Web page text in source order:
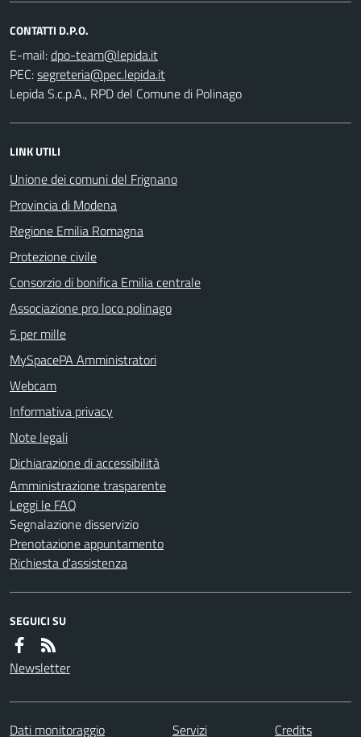
CONTATTI D.P.O.
E-mail:
PEC:
Lepida S.c.p.A., RPD del Comune di Polinago
LINK UTILI
Unione dei comuni del Frignano
Provincia di Modena
Regione Emilia Romagna
Protezione civile
Consorzio di bonifica Emilia centrale
Associazione pro loco polinago
5 per mille
MySpacePA Amministratori
Webcam
Informativa privacy
Note legali
Dichiarazione di accessibilità
Amministrazione trasparente
Leggi le FAQ
Segnalazione disservizio
Prenotazione appuntamento
Richiesta d'assistenza
SEGUICI SU
Newsletter
Dati monitoraggio Servizi Credits